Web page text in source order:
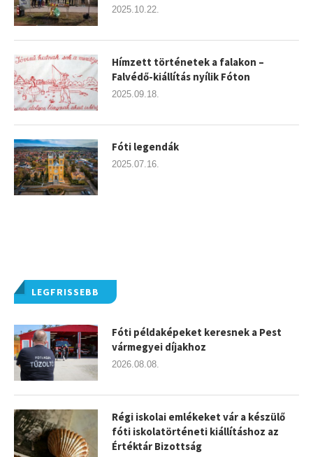
LEGFRISSEBB
Fóti példaképeket keresnek a Pest
vármegyei díjakhoz
2026.08.08.
Régi iskolai emlékeket vár a készülő
fóti iskolatörténeti kiállításhoz az
Értéktár Bizottság
2025.10.22.
Hímzett történetek a falakon –
Falvédő-kiállítás nyílik Fóton
2025.09.18.
Fóti legendák
2025.07.16.